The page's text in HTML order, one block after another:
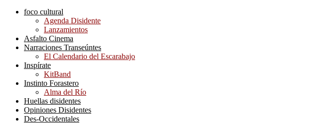
foco cultural
Agenda Disidente
Lanzamientos
Asfalto Cinema
Narraciones Transeúntes
El Calendario del Escarabajo
Inspírate
KitBand
Instinto Forastero
Alma del Río
Huellas disidentes
Opiniones Disidentes
Des-Occidentales